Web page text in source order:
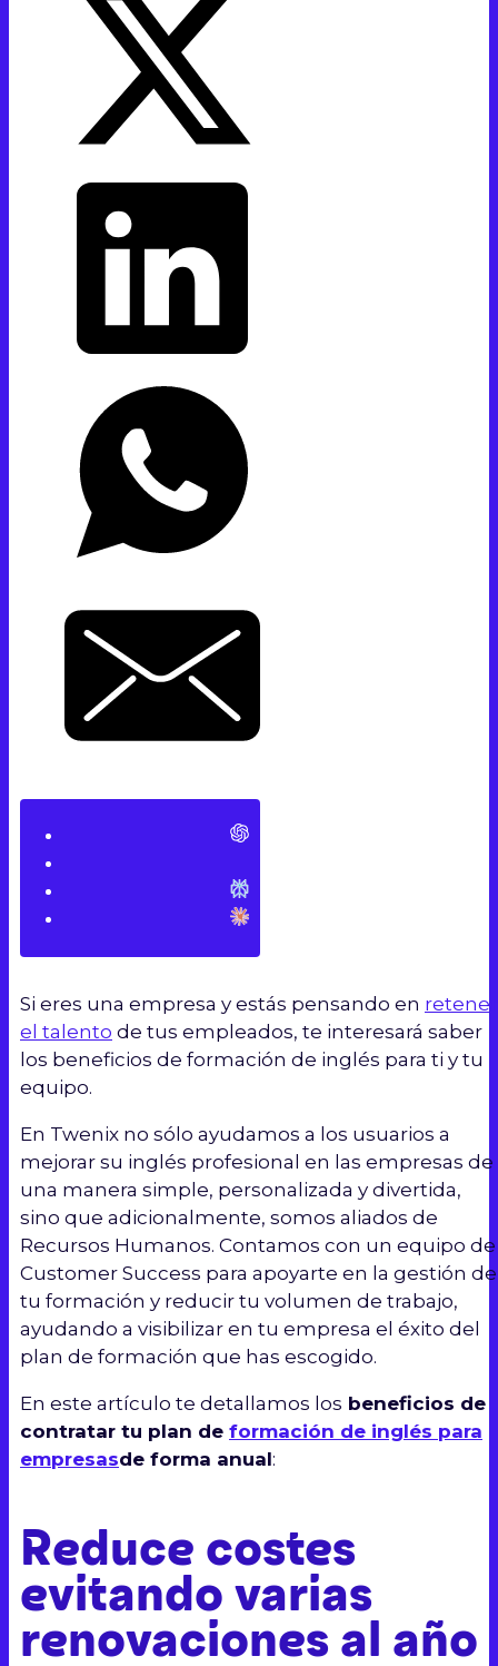
Si eres una empresa y estás pensando en retener
el talento de tus empleados, te interesará saber
los beneficios de formación de inglés para ti y tu
equipo.
En Twenix no sólo ayudamos a los usuarios a
mejorar su inglés profesional en las empresas de
una manera simple, personalizada y divertida,
sino que adicionalmente, somos aliados de
Recursos Humanos. Contamos con un equipo de
Customer Success para apoyarte en la gestión de
tu formación y reducir tu volumen de trabajo,
ayudando a visibilizar en tu empresa el éxito del
plan de formación que has escogido.
En este artículo te detallamos los beneficios de
contratar tu plan de formación de inglés para
empresasde forma anual:
Reduce costes
evitando varias
renovaciones al año